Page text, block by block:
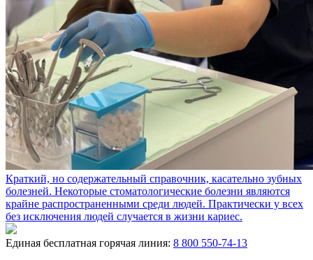
​Краткий, но содержательный справочник, касательно зубных
болезней. Некоторые стоматологические болезни являются
крайне распространенными среди людей. Практически у всех
без исключения людей случается в жизни кариес.
Единая бесплатная горячая линия: 8 800 550-74-13